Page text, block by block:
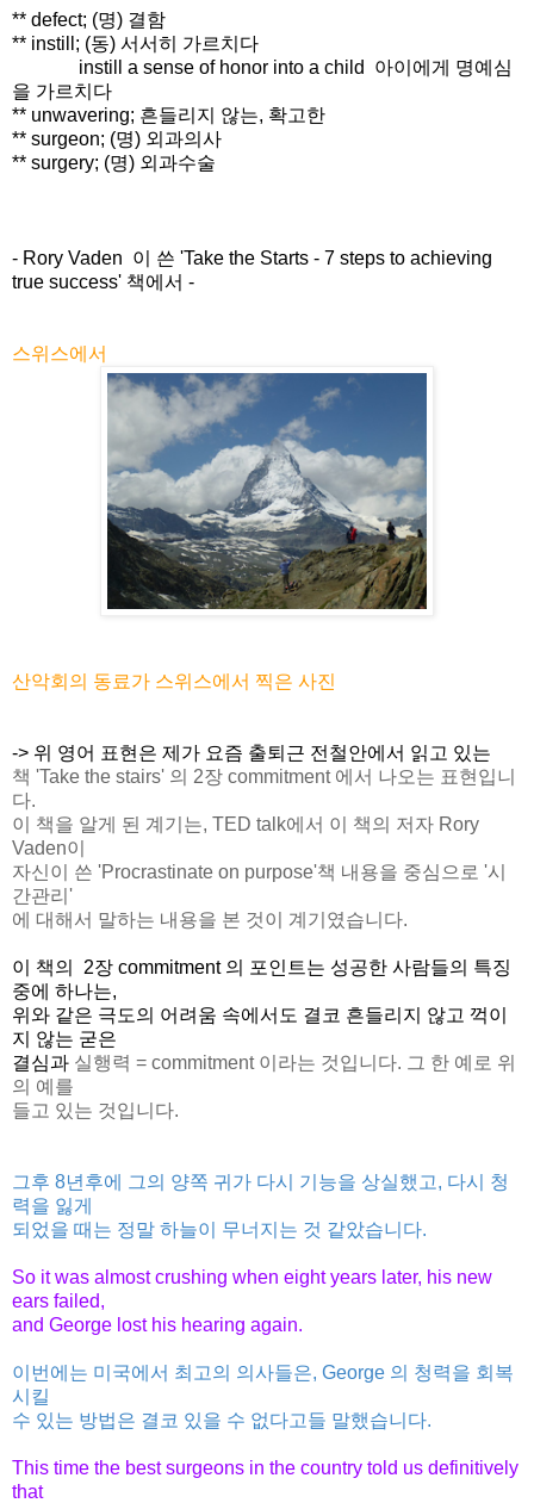
** defect; (명) 결함
** instill; (동) 서서히 가르치다
instill a sense of honor into a child 아이에게 명예심
을 가르치다
** unwavering; 흔들리지 않는, 확고한
** surgeon; (명) 외과의사
** surgery; (명) 외과수술
- Rory Vaden 이 쓴 'Take the Starts - 7 steps to achieving
true success' 책에서 -
스위스에서
산악회의 동료가 스위스에서 찍은 사진
-> 위 영어 표현은 제가 요즘 출퇴근 전철안에서 읽고 있는
책 'Take the stairs' 의 2장 commitment 에서 나오는 표현입니
다.
이 책을 알게 된 계기는, TED talk에서 이 책의 저자 Rory
Vaden이
자신이 쓴 'Procrastinate on purpose'책 내용을 중심으로 '시
간관리'
에 대해서 말하는 내용을 본 것이 계기였습니다.
이 책의 2장 commitment 의 포인트는 성공한 사람들의 특징
중에 하나는,
위와 같은 극도의 어려움 속에서도 결코 흔들리지 않고 꺽이
지 않는 굳은
결심과 실행력 = commitment 이라는 것입니다. 그 한 예로 위
의 예를
들고 있는 것입니다.
그후 8년후에 그의 양쪽 귀가 다시 기능을 상실했고, 다시 청
력을 잃게
되었을 때는 정말 하늘이 무너지는 것 같았습니다.
So it was almost crushing when eight years later, his new
ears failed,
and George lost his hearing again.
이번에는 미국에서 최고의 의사들은, George 의 청력을 회복
시킬
수 있는 방법은 결코 있을 수 없다고들 말했습니다.
This time the best surgeons in the country told us definitively
that